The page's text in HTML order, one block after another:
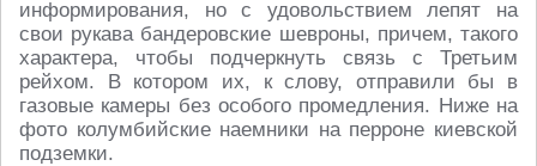
информирования, но с удовольствием лепят на
свои рукава бандеровские шевроны, причем, такого
характера, чтобы подчеркнуть связь с Третьим
рейхом. В котором их, к слову, отправили бы в
газовые камеры без особого промедления. Ниже на
фото колумбийские наемники на перроне киевской
подземки.